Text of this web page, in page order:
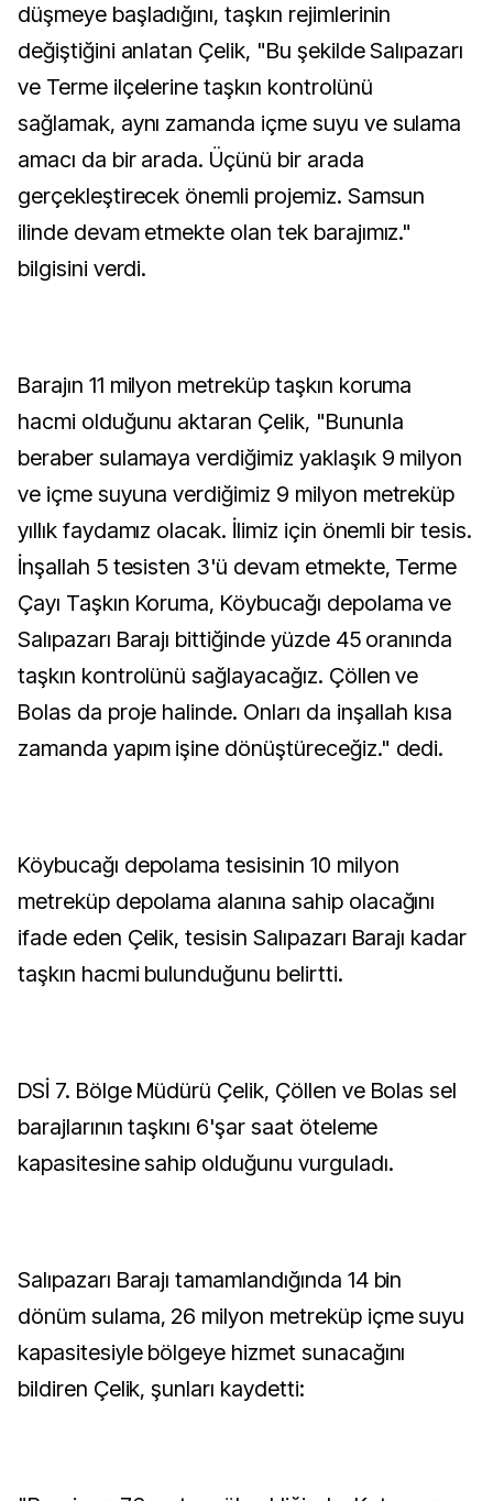
düşmeye başladığını, taşkın rejimlerinin
değiştiğini anlatan Çelik, "Bu şekilde Salıpazarı
ve Terme ilçelerine taşkın kontrolünü
sağlamak, aynı zamanda içme suyu ve sulama
amacı da bir arada. Üçünü bir arada
gerçekleştirecek önemli projemiz. Samsun
ilinde devam etmekte olan tek barajımız."
bilgisini verdi.
Barajın 11 milyon metreküp taşkın koruma
hacmi olduğunu aktaran Çelik, "Bununla
beraber sulamaya verdiğimiz yaklaşık 9 milyon
ve içme suyuna verdiğimiz 9 milyon metreküp
yıllık faydamız olacak. İlimiz için önemli bir tesis.
İnşallah 5 tesisten 3'ü devam etmekte, Terme
Çayı Taşkın Koruma, Köybucağı depolama ve
Salıpazarı Barajı bittiğinde yüzde 45 oranında
taşkın kontrolünü sağlayacağız. Çöllen ve
Bolas da proje halinde. Onları da inşallah kısa
zamanda yapım işine dönüştüreceğiz." dedi.
Köybucağı depolama tesisinin 10 milyon
metreküp depolama alanına sahip olacağını
ifade eden Çelik, tesisin Salıpazarı Barajı kadar
taşkın hacmi bulunduğunu belirtti.
DSİ 7. Bölge Müdürü Çelik, Çöllen ve Bolas sel
barajlarının taşkını 6'şar saat öteleme
kapasitesine sahip olduğunu vurguladı.
Salıpazarı Barajı tamamlandığında 14 bin
dönüm sulama, 26 milyon metreküp içme suyu
kapasitesiyle bölgeye hizmet sunacağını
bildiren Çelik, şunları kaydetti: